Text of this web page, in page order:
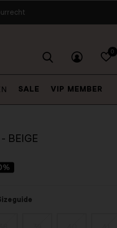
SALE VIP MEMBER
0
BEIGE